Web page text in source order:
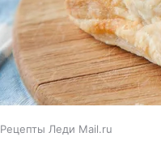
Рецепты Леди Mail.ru